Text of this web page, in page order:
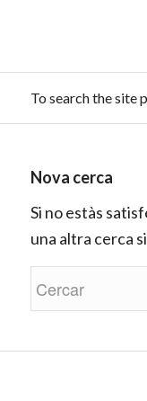
To search the site
Nova cerca
Si no estàs
una altra cerca